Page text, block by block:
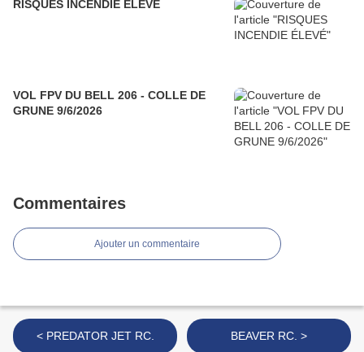
RISQUES INCENDIE ÉLEVÉ
VOL FPV DU BELL 206 - COLLE DE
GRUNE 9/6/2026
Commentaires
Ajouter un commentaire
< PREDATOR JET RC. BEAVER RC. >